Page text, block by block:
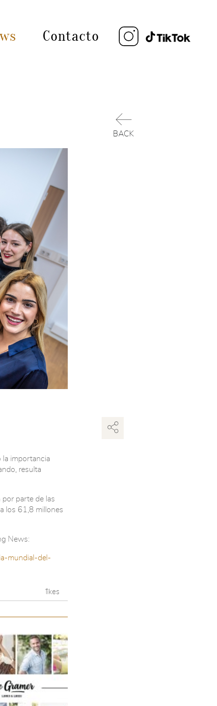
Contacto
BACK
la importancia
resulta
por parte de las
los 61,8 millones
News:
mundial-del-
0